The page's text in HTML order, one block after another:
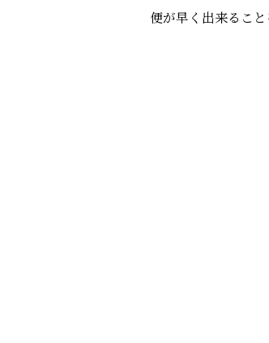
便が早く出来ること